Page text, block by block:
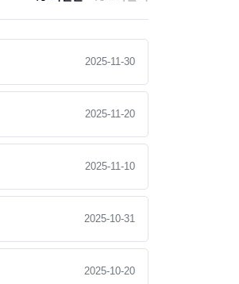
2025-11-30
2025-11-20
2025-11-10
2025-10-31
2025-10-20